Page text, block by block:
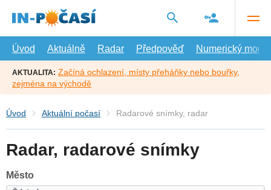
hlavní
Úvod
Aktuálně Radar Předpověď Numerický model
AKTUALITA: Začíná ochlazení, místy přeháňky nebo bouřky,
zejména na východě
Úvod Aktuální počasí Radarové snímky, radar
Radar, radarové snímky
Město